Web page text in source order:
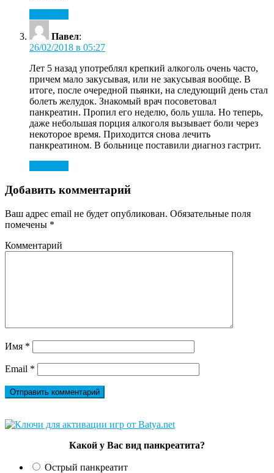
Павел:
26/02/2018 в 05:27
Лет 5 назад употреблял крепкий алкоголь очень часто,
причем мало закусывая, или не закусывая вообще. В
итоге, после очередной пьянки, на следующий день стал
болеть желудок. Знакомый врач посоветовал
панкреатин. Пропил его неделю, боль ушла. Но теперь,
даже небольшая порция алкоголя вызывает боли через
некоторое время. Приходится снова лечить
панкреатином. В больнице поставили диагноз гастрит.
Добавить комментарий
Ваш адрес email не будет опубликован. Обязательные поля
помечены *
Комментарий
Имя *
Email *
Какой у Вас вид панкреатита?
Острый панкреатит